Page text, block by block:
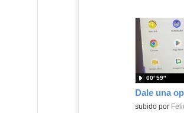
Contenido
subido por
00′ 59″